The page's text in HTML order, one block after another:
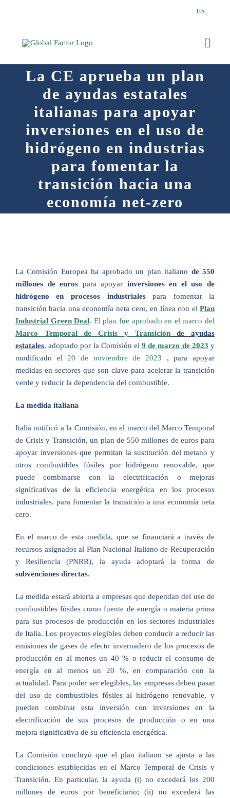
ES
La CE aprueba un plan
de ayudas estatales
italianas para apoyar
inversiones en el uso de
hidrógeno en industrias
para fomentar la
transición hacia una
economía net-zero
La Comisión Europea ha aprobado un plan italiano de 550
millones de euros para apoyar inversiones en el uso de
hidrógeno en procesos industrialespara fomentar la
transición hacia una economía neta cero, en línea con elPlan
Industrial Green Deal. El plan fue aprobado en el marco del
Marco Temporal de Crisis y Transiciónde ayudas
estatales, adoptado por la Comisión el9 de marzo de 2023 y
modificado el 20 de noviembre de 2023 , para apoyar
medidas en sectores que son clave para acelerar la transición
verde y reducir la dependencia del combustible.
La medida italiana
Italia notificó a la Comisión, en el marco del Marco Temporal
de Crisis y Transición, un plan de 550 millones de euros para
apoyar inversiones que permitan la sustitución del metano y
otros combustibles fósiles por hidrógeno renovable, que
puede combinarse con la electrificación o mejoras
significativas de la eficiencia energética en los procesos
industriales. para fomentar la transición a una economía neta
cero.
En el marco de esta medida, que se financiará a través de
recursos asignados al Plan Nacional Italiano de Recuperación
y Resiliencia (PNRR), la ayuda adoptará la forma de
subvenciones directas.
La medida estará abierta a empresas que dependan del uso de
combustibles fósiles como fuente de energía o materia prima
para sus procesos de producción en los sectores industriales
de Italia. Los proyectos elegibles deben conducir a reducir las
emisiones de gases de efecto invernadero de los procesos de
producción en al menos un 40 % o reducir el consumo de
energía en al menos un 20 %, en comparación con la
actualidad. Para poder ser elegibles, las empresas deben pasar
del uso de combustibles fósiles al hidrógeno renovable, y
pueden combinar esta inversión con inversiones en la
electrificación de sus procesos de producción o en una
mejora significativa de su eficiencia energética.
La Comisión concluyó que el plan italiano se ajusta a las
condiciones establecidas en el Marco Temporal de Crisis y
Transición. En particular, la ayuda (i) no excederá los 200
millones de euros por beneficiario; (ii) no excederá las